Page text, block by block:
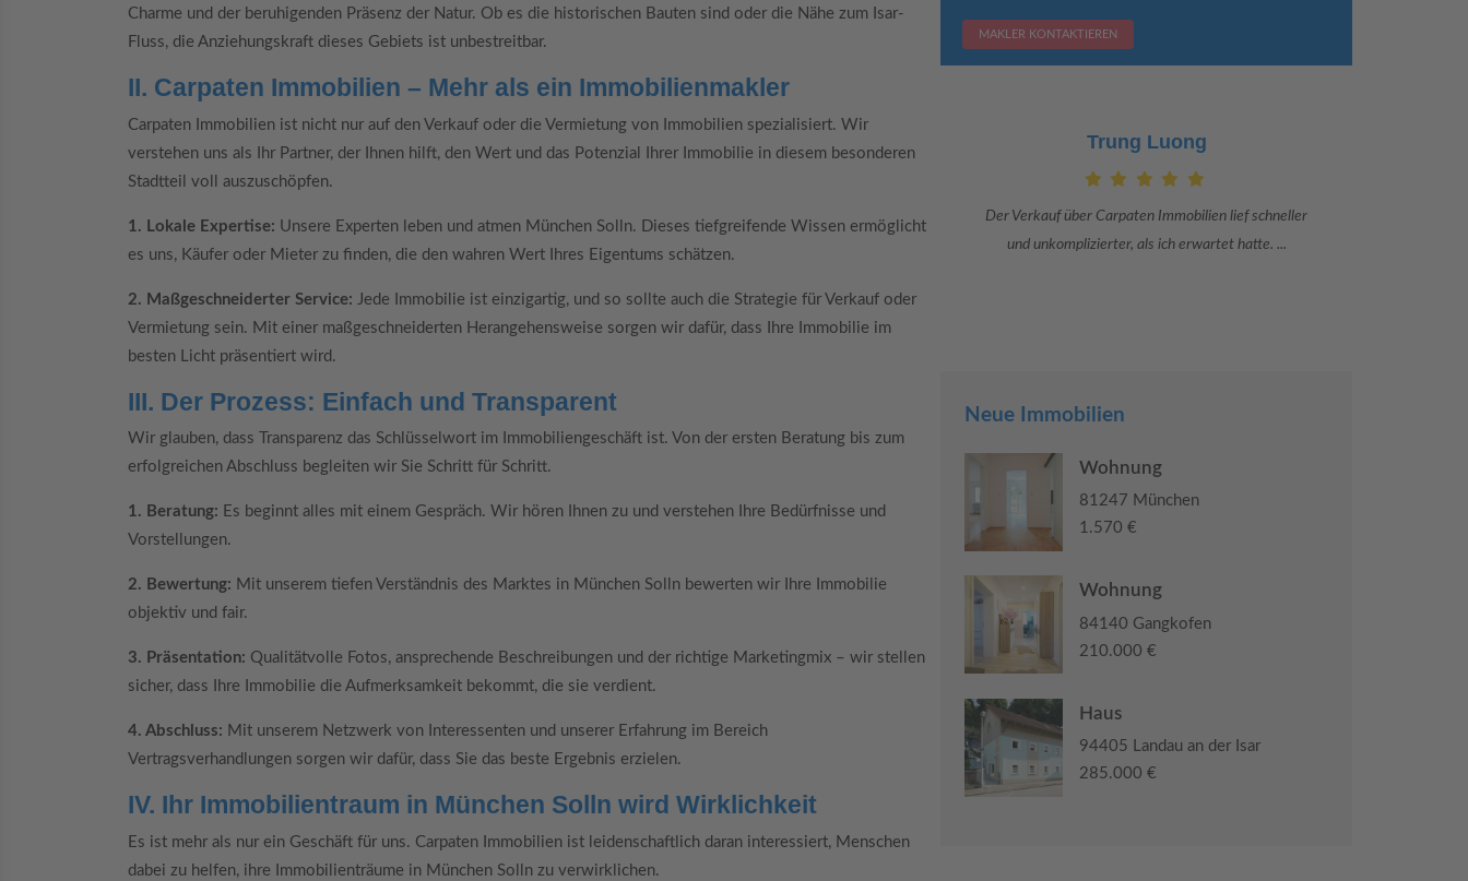
Charme und der beruhigenden Präsenz der Natur. Ob es die historischen Bauten sind oder die Nähe zum Isar-
Fluss, die Anziehungskraft dieses Gebiets ist unbestreitbar.
II. Carpaten Immobilien – Mehr als ein Immobilienmakler
Carpaten Immobilien ist nicht nur auf den Verkauf oder die Vermietung von Immobilien spezialisiert. Wir
verstehen uns als Ihr Partner, der Ihnen hilft, den Wert und das Potenzial Ihrer Immobilie in diesem besonderen
Stadtteil voll auszuschöpfen.
1. Lokale Expertise: Unsere Experten leben und atmen München Solln. Dieses tiefgreifende Wissen ermöglicht
es uns, Käufer oder Mieter zu finden, die den wahren Wert Ihres Eigentums schätzen.
2. Maßgeschneiderter Service: Jede Immobilie ist einzigartig, und so sollte auch die Strategie für Verkauf oder
Vermietung sein. Mit einer maßgeschneiderten Herangehensweise sorgen wir dafür, dass Ihre Immobilie im
besten Licht präsentiert wird.
III. Der Prozess: Einfach und Transparent
Wir glauben, dass Transparenz das Schlüsselwort im Immobiliengeschäft ist. Von der ersten Beratung bis zum
erfolgreichen Abschluss begleiten wir Sie Schritt für Schritt.
1. Beratung: Es beginnt alles mit einem Gespräch. Wir hören Ihnen zu und verstehen Ihre Bedürfnisse und
Vorstellungen.
2. Bewertung: Mit unserem tiefen Verständnis des Marktes in München Solln bewerten wir Ihre Immobilie
objektiv und fair.
3. Präsentation: Qualitätvolle Fotos, ansprechende Beschreibungen und der richtige Marketingmix – wir stellen
sicher, dass Ihre Immobilie die Aufmerksamkeit bekommt, die sie verdient.
4. Abschluss: Mit unserem Netzwerk von Interessenten und unserer Erfahrung im Bereich
Vertragsverhandlungen sorgen wir dafür, dass Sie das beste Ergebnis erzielen.
IV. Ihr Immobilientraum in München Solln wird Wirklichkeit
Es ist mehr als nur ein Geschäft für uns. Carpaten Immobilien ist leidenschaftlich daran interessiert, Menschen
dabei zu helfen, ihre Immobilienträume in München Solln zu verwirklichen.
MAKLER KONTAKTIEREN
Trung Luong
Der Verkauf über Carpaten Immobilien lief schneller
und unkomplizierter, als ich erwartet hatte. ...
Neue Immobilien
Wohnung
81247 München
1.570 €
Wohnung
84140 Gangkofen
210.000 €
Haus
94405 Landau an der Isar
285.000 €